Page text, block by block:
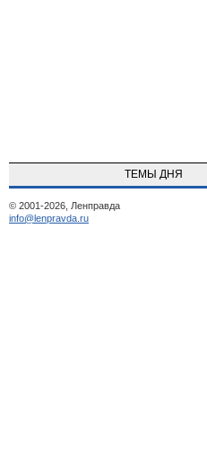
ТЕМЫ ДНЯ
© 2001-2026, Ленправда
info@lenpravda.ru